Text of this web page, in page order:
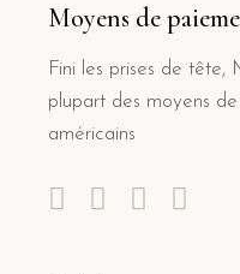
Moyens de
Fini les prises de tête,
plupart des moyens
américains